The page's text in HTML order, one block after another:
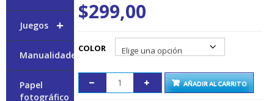
$299,00
COLOR
AÑADIR AL CARRITO
+
Juegos
Manualidades
Papel
fotográfico